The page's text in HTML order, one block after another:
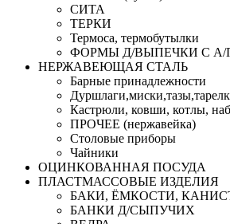
СИТА
ТЕРКИ
Термоса, термобутылки
ФОРМЫ Д/ВЫПЕЧКИ С
НЕРЖАВЕЮЩАЯ СТАЛЬ
Барные принадлежности
Кастрюли, ковши, котлы,
ПРОЧЕЕ (нержавейка)
Столовые приборы
Чайники
ОЦИНКОВАННАЯ ПОСУДА
ПЛАСТМАССОВЫЕ ИЗДЕЛИЯ
БАКИ, ЁМКОСТИ,
БАНКИ Д/СЫПУЧИХ